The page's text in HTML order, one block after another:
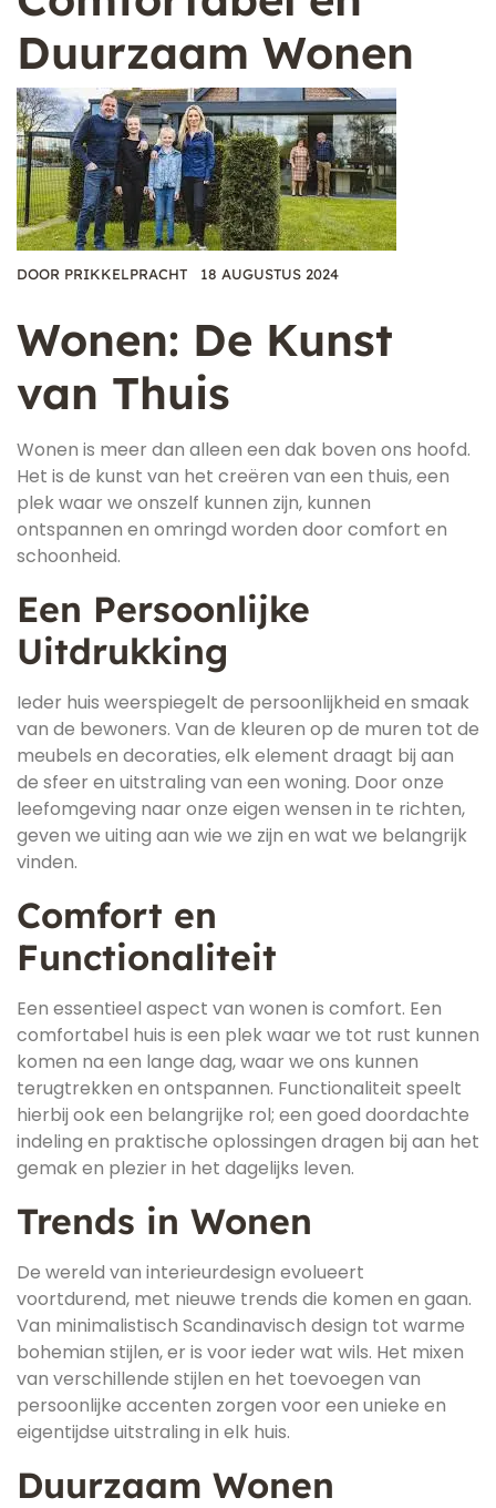
Duurzaam Wonen
DOOR PRIKKELPRACHT 18 AUGUSTUS 2024
Wonen: De Kunst
van Thuis
Wonen is meer dan alleen een dak boven ons hoofd.
Het is de kunst van het creëren van een thuis, een
plek waar we onszelf kunnen zijn, kunnen
ontspannen en omringd worden door comfort en
schoonheid.
Een Persoonlijke
Uitdrukking
Ieder huis weerspiegelt de persoonlijkheid en smaak
van de bewoners. Van de kleuren op de muren tot de
meubels en decoraties, elk element draagt bij aan
de sfeer en uitstraling van een woning. Door onze
leefomgeving naar onze eigen wensen in te richten,
geven we uiting aan wie we zijn en wat we belangrijk
vinden.
Comfort en
Functionaliteit
Een essentieel aspect van wonen is comfort. Een
comfortabel huis is een plek waar we tot rust kunnen
komen na een lange dag, waar we ons kunnen
terugtrekken en ontspannen. Functionaliteit speelt
hierbij ook een belangrijke rol; een goed doordachte
indeling en praktische oplossingen dragen bij aan het
gemak en plezier in het dagelijks leven.
Trends in Wonen
De wereld van interieurdesign evolueert
voortdurend, met nieuwe trends die komen en gaan.
Van minimalistisch Scandinavisch design tot warme
bohemian stijlen, er is voor ieder wat wils. Het mixen
van verschillende stijlen en het toevoegen van
persoonlijke accenten zorgen voor een unieke en
eigentijdse uitstraling in elk huis.
Duurzaam Wonen